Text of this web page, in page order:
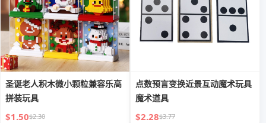
圣诞老人积木微小颗粒兼容乐高
拼装玩具
$1.50$2.30
点数预言变换近景互动魔术玩具
魔术道具
$2.28$3.77